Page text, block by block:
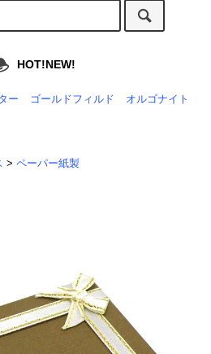
HOT!NEW!
ー ゴールドフィルド オルゴナイト
>ペーパー紙製